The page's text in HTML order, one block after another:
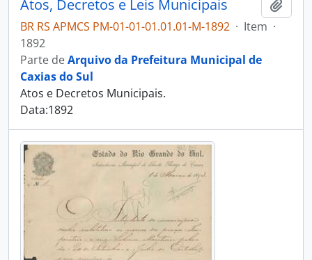
Atos, Decretos e Leis Municipais
BR RS APMCS PM-01-01-01.01.01-M-1892 · Item ·
1892
Parte deArquivo da Prefeitura Municipal de
Caxias do Sul
Atos e Decretos Municipais.
Data:1892